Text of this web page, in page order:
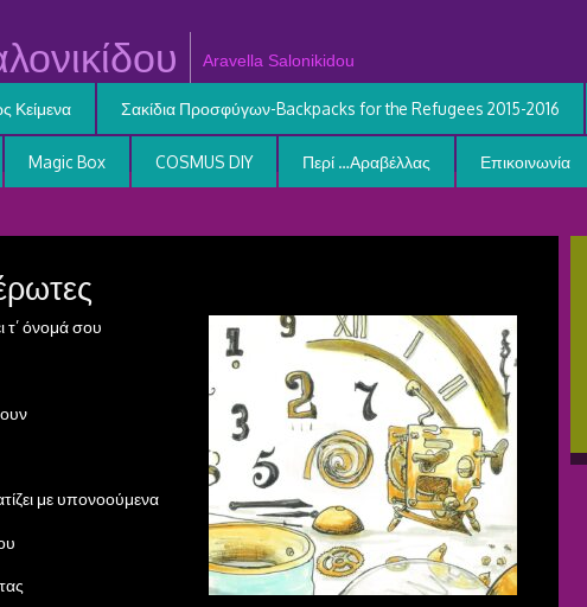
Aravella Salonikidou
Κείμενα Σακίδια Προσφύγων-Backpacks for the Refugees 2015-2016
Magic Box COSMUS DIY Περί …Αραβέλλας Επικοινωνία
τ’ όνομά σου
με υπονοούμενα